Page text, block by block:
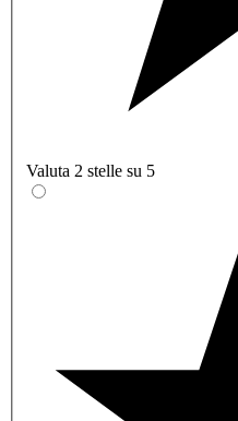
Valuta 2 stelle su 5